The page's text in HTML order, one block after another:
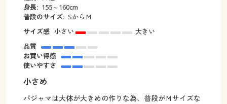
身長: 155～160cm
普段のサイズ: SからＭ
サイズ感 小さい
大きい
品質
お買い得感
使いやすさ
小さめ
パジャマは大体が大きめの作りな為、普段がＭサイズな